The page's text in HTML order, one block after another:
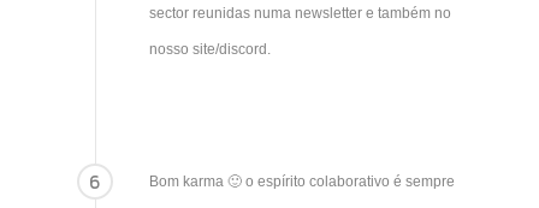
sector reunidas numa newsletter e também no
nosso site/discord.
6 Bom karma 🙂 o espírito colaborativo é sempre